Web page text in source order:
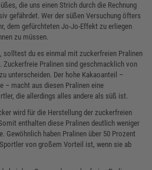
die uns einen Strich durch die Rechnung
gefährdet. Wer der süßen Versuchung öfters
dem gefürchteten Jo-Jo-Effekt zu erliegen
zu müssen.
solltest du es einmal mit zuckerfreien Pralinen
Zuckerfreie Pralinen sind geschmacklich von
unterscheiden. Der hohe Kakaoanteil –
– macht aus diesen Pralinen eine
die allerdings alles andere als süß ist.
wird für die Herstellung der zuckerfreien
enthalten diese Pralinen deutlich weniger
Gewöhnlich haben Pralinen über 50 Prozent
von großem Vorteil ist, wenn sie ab